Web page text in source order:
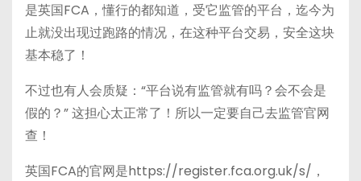
是英国FCA，懂行的都知道，受它监管的平台，迄今为
止就没出现过跑路的情况，在这种平台交易，安全这块
基本稳了！
不过也有人会质疑：“平台说有监管就有吗？会不会是
假的？” 这担心太正常了！所以一定要自己去监管官网
查！
英国FCA的官网是https://register.fca.org.uk/s/，